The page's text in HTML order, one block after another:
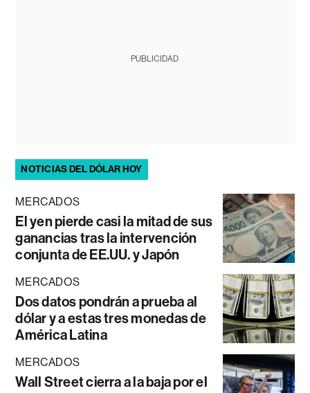
PUBLICIDAD
NOTICIAS DEL DÓLAR HOY
MERCADOS
El yen pierde casi la mitad de sus
ganancias tras la intervención
conjunta de EE.UU. y Japón
MERCADOS
Dos datos pondrán a prueba al
dólar y a estas tres monedas de
América Latina
MERCADOS
Wall Street cierra a la baja por el